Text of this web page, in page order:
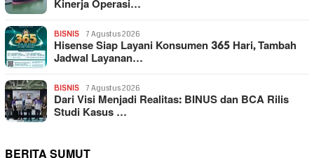
Kinerja Operasi…
BISNIS 7 Agustus 2026
Hisense Siap Layani Konsumen 365 Hari, Tambah
Jadwal Layanan…
BISNIS 7 Agustus 2026
Dari Visi Menjadi Realitas: BINUS dan BCA Rilis
Studi Kasus …
BERITA SUMUT